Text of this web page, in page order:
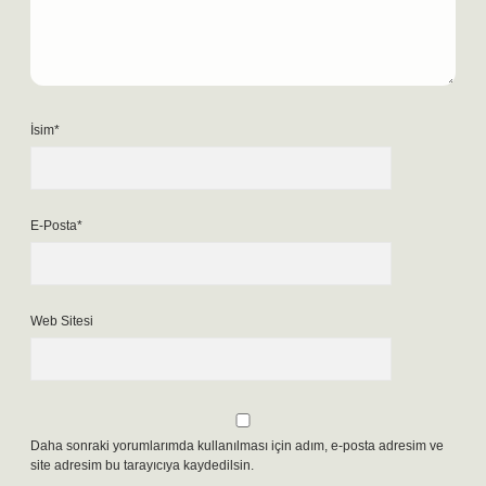
İsim*
E-Posta*
Web Sitesi
Daha sonraki yorumlarımda kullanılması için adım, e-posta adresim ve
site adresim bu tarayıcıya kaydedilsin.